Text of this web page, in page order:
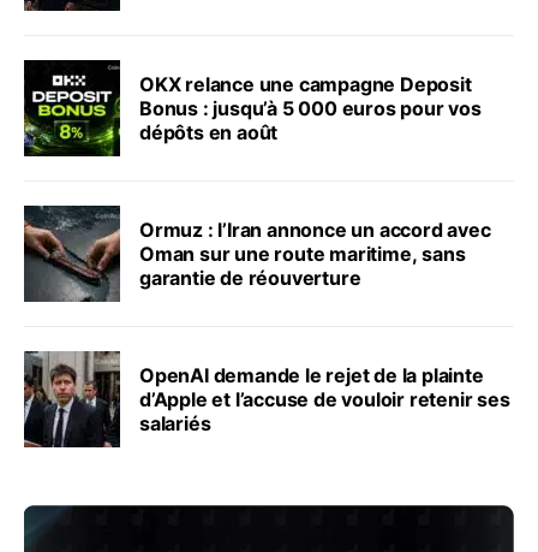
OKX relance une campagne Deposit
Bonus : jusqu’à 5 000 euros pour vos
dépôts en août
Ormuz : l’Iran annonce un accord avec
Oman sur une route maritime, sans
garantie de réouverture
OpenAI demande le rejet de la plainte
d’Apple et l’accuse de vouloir retenir ses
salariés